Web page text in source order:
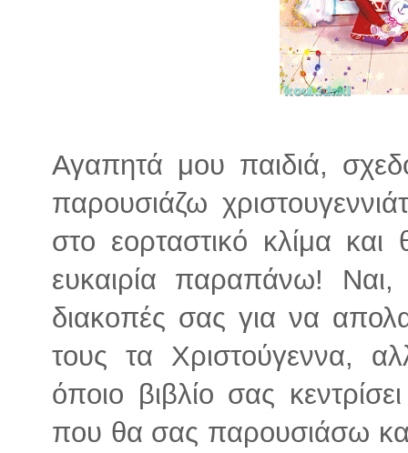
Αγαπητά μου παιδιά,
παρουσιάζω
στο εορταστικό κλίμα
ευκαιρία παραπάνω!
διακοπές σας για να
τους τα Χριστούγεννα,
όποιο βιβλίο σας
που θα σας παρουσιάσω και